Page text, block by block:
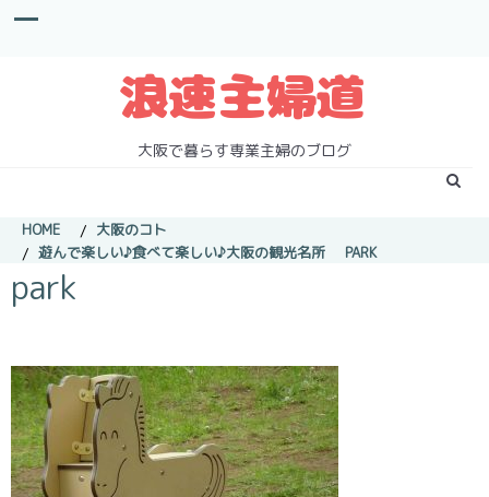
大阪で暮らす専業主婦のブログ
HOME
大阪のコト
遊んで楽しい♪食べて楽しい♪大阪の観光名所
PARK
park